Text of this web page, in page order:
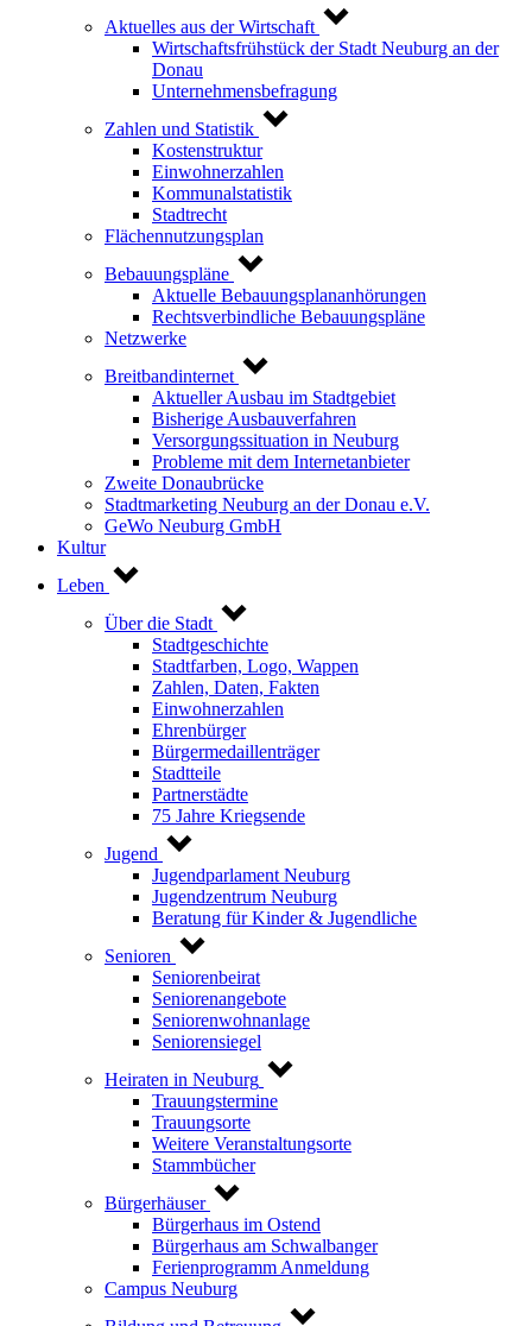
Aktuelles aus der Wirtschaft
Wirtschaftsfrühstück der Stadt Neuburg an der
Donau
Unternehmensbefragung
Zahlen und Statistik
Kostenstruktur
Einwohnerzahlen
Kommunalstatistik
Stadtrecht
Flächennutzungsplan
Bebauungspläne
Aktuelle Bebauungsplananhörungen
Rechtsverbindliche Bebauungspläne
Netzwerke
Breitbandinternet
Aktueller Ausbau im Stadtgebiet
Bisherige Ausbauverfahren
Versorgungssituation in Neuburg
Probleme mit dem Internetanbieter
Zweite Donaubrücke
Stadtmarketing Neuburg an der Donau e.V.
GeWo Neuburg GmbH
Kultur
Leben
Über die Stadt
Stadtgeschichte
Stadtfarben, Logo, Wappen
Zahlen, Daten, Fakten
Einwohnerzahlen
Ehrenbürger
Bürgermedaillenträger
Stadtteile
Partnerstädte
75 Jahre Kriegsende
Jugend
Jugendparlament Neuburg
Jugendzentrum Neuburg
Beratung für Kinder & Jugendliche
Senioren
Seniorenbeirat
Seniorenangebote
Seniorenwohnanlage
Seniorensiegel
Heiraten in Neuburg
Trauungstermine
Trauungsorte
Weitere Veranstaltungsorte
Stammbücher
Bürgerhäuser
Bürgerhaus im Ostend
Bürgerhaus am Schwalbanger
Ferienprogramm Anmeldung
Campus Neuburg